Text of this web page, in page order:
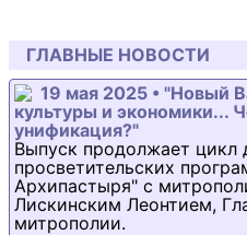
ГЛАВНЫЕ НОВОСТИ
19 мая 2025 • "Новый
культуры и экономики...
унификация?"
Выпуск продолжает цикл
просветительских
Архипастыря" с
Лискинским Леонтием,
митрополии.